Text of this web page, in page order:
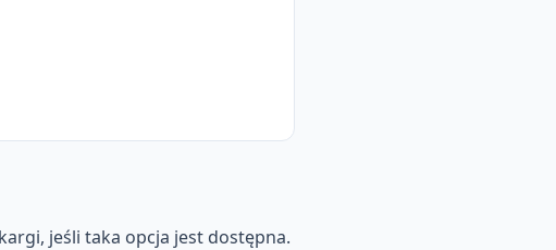
jeśli taka opcja jest dostępna.